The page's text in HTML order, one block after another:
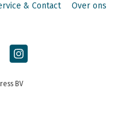
& Contact Over ons
BV